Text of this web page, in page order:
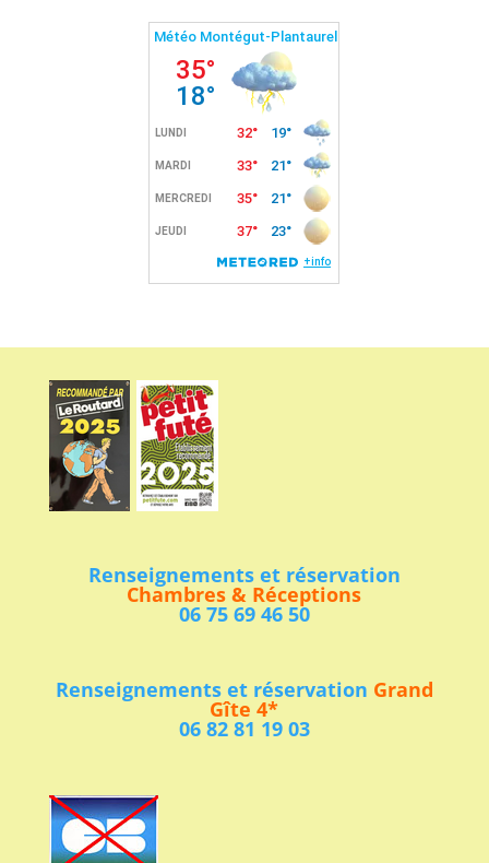
Renseignements et réservation
Chambres & Réceptions
06 75 69 46 50
Renseignements et réservation Grand
Gîte 4*
06 82 81 19 03